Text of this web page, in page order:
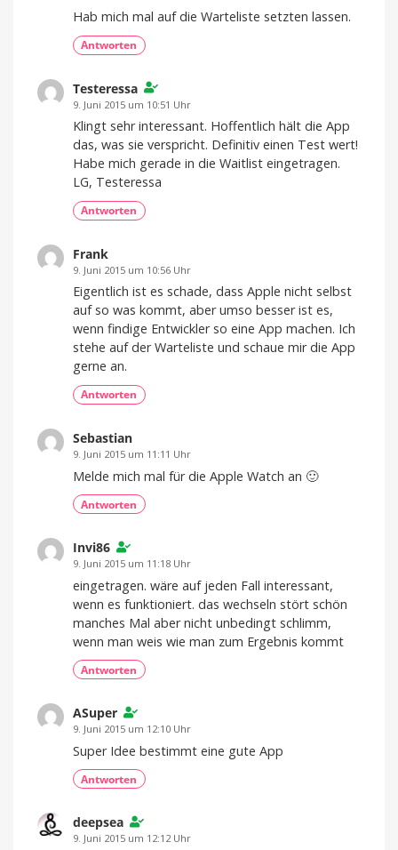
Hab mich mal auf die Warteliste setzten lassen.
Antworten
Testeressa
9. Juni 2015 um 10:51 Uhr
Klingt sehr interessant. Hoffentlich hält die App
das, was sie verspricht. Definitiv einen Test wert!
Habe mich gerade in die Waitlist eingetragen.
LG, Testeressa
Antworten
Frank
9. Juni 2015 um 10:56 Uhr
Eigentlich ist es schade, dass Apple nicht selbst
auf so was kommt, aber umso besser ist es,
wenn findige Entwickler so eine App machen. Ich
stehe auf der Warteliste und schaue mir die App
gerne an.
Antworten
Sebastian
9. Juni 2015 um 11:11 Uhr
Melde mich mal für die Apple Watch an 🙂
Antworten
Invi86
9. Juni 2015 um 11:18 Uhr
eingetragen. wäre auf jeden Fall interessant,
wenn es funktioniert. das wechseln stört schön
manches Mal aber nicht unbedingt schlimm,
wenn man weis wie man zum Ergebnis kommt
Antworten
ASuper
9. Juni 2015 um 12:10 Uhr
Super Idee bestimmt eine gute App
Antworten
deepsea
9. Juni 2015 um 12:12 Uhr